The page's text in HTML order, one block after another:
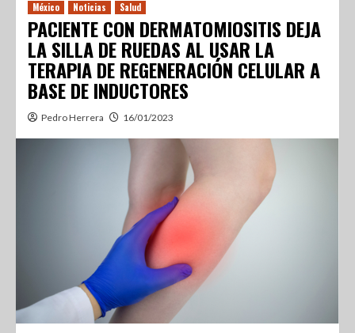
México Noticias Salud
PACIENTE CON DERMATOMIOSITIS DEJA
LA SILLA DE RUEDAS AL USAR LA
TERAPIA DE REGENERACIÓN CELULAR A
BASE DE INDUCTORES
Pedro Herrera 16/01/2023